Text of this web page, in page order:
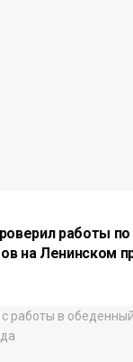
работы
на Ленинском